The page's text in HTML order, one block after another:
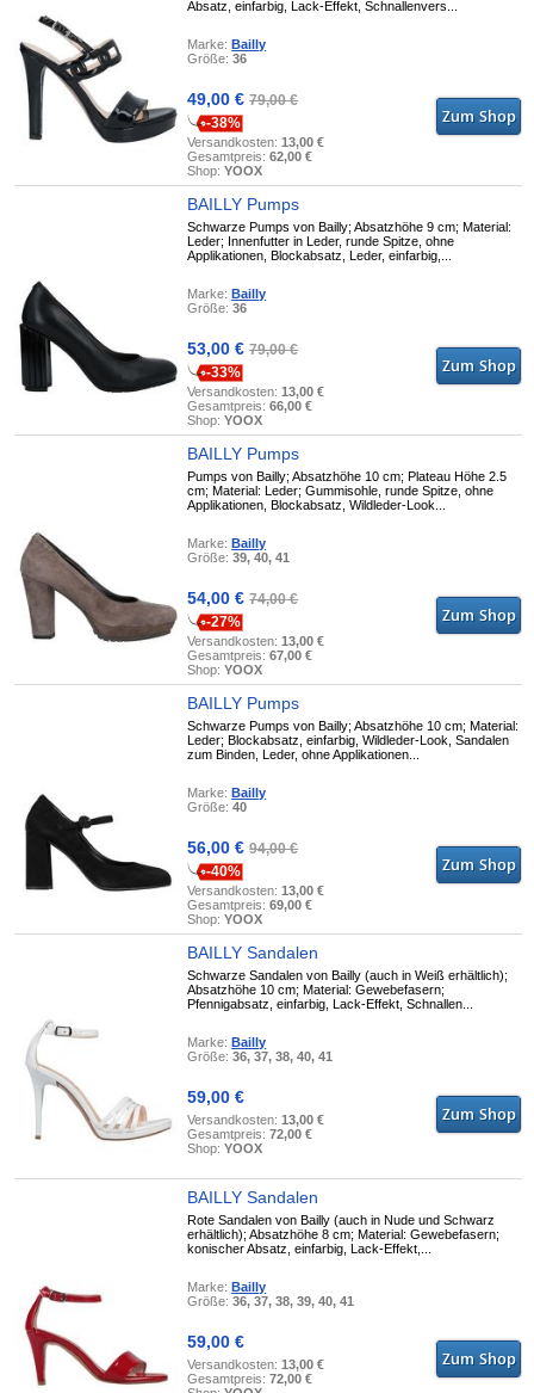
Absatz, einfarbig, Lack-Effekt, Schnallenvers...
Marke:Bailly
Größe:36
49,00 €79,00 €
-38%
Versandkosten:13,00 €
Gesamtpreis:62,00 €
Shop:YOOX
BAILLY Pumps
Schwarze Pumps von Bailly; Absatzhöhe 9 cm; Material:
Leder; Innenfutter in Leder, runde Spitze, ohne
Applikationen, Blockabsatz, Leder, einfarbig,...
Marke:Bailly
Größe:36
53,00 €79,00 €
-33%
Versandkosten:13,00 €
Gesamtpreis:66,00 €
Shop:YOOX
BAILLY Pumps
Pumps von Bailly; Absatzhöhe 10 cm; Plateau Höhe 2.5
cm; Material: Leder; Gummisohle, runde Spitze, ohne
Applikationen, Blockabsatz, Wildleder-Look...
Marke:Bailly
Größe:39, 40, 41
54,00 €74,00 €
-27%
Versandkosten:13,00 €
Gesamtpreis:67,00 €
Shop:YOOX
BAILLY Pumps
Schwarze Pumps von Bailly; Absatzhöhe 10 cm; Material:
Leder; Blockabsatz, einfarbig, Wildleder-Look, Sandalen
zum Binden, Leder, ohne Applikationen...
Marke:Bailly
Größe:40
56,00 €94,00 €
-40%
Versandkosten:13,00 €
Gesamtpreis:69,00 €
Shop:YOOX
BAILLY Sandalen
Schwarze Sandalen von Bailly (auch in Weiß erhältlich);
Absatzhöhe 10 cm; Material: Gewebefasern;
Pfennigabsatz, einfarbig, Lack-Effekt, Schnallen...
Marke:Bailly
Größe:36, 37, 38, 40, 41
59,00 €
Versandkosten:13,00 €
Gesamtpreis:72,00 €
Shop:YOOX
BAILLY Sandalen
Rote Sandalen von Bailly (auch in Nude und Schwarz
erhältlich); Absatzhöhe 8 cm; Material: Gewebefasern;
konischer Absatz, einfarbig, Lack-Effekt,...
Marke:Bailly
Größe:36, 37, 38, 39, 40, 41
59,00 €
Versandkosten:13,00 €
Gesamtpreis:72,00 €